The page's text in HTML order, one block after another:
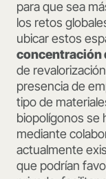
para que sea
los retos
ubicar estos
concentración
de
presencia de
tipo de
biopolígonos se
mediante
actualmente
que podrían